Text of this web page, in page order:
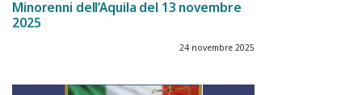
Minorenni dell’Aquila del 13 novembre
2025
24 novembre 2025